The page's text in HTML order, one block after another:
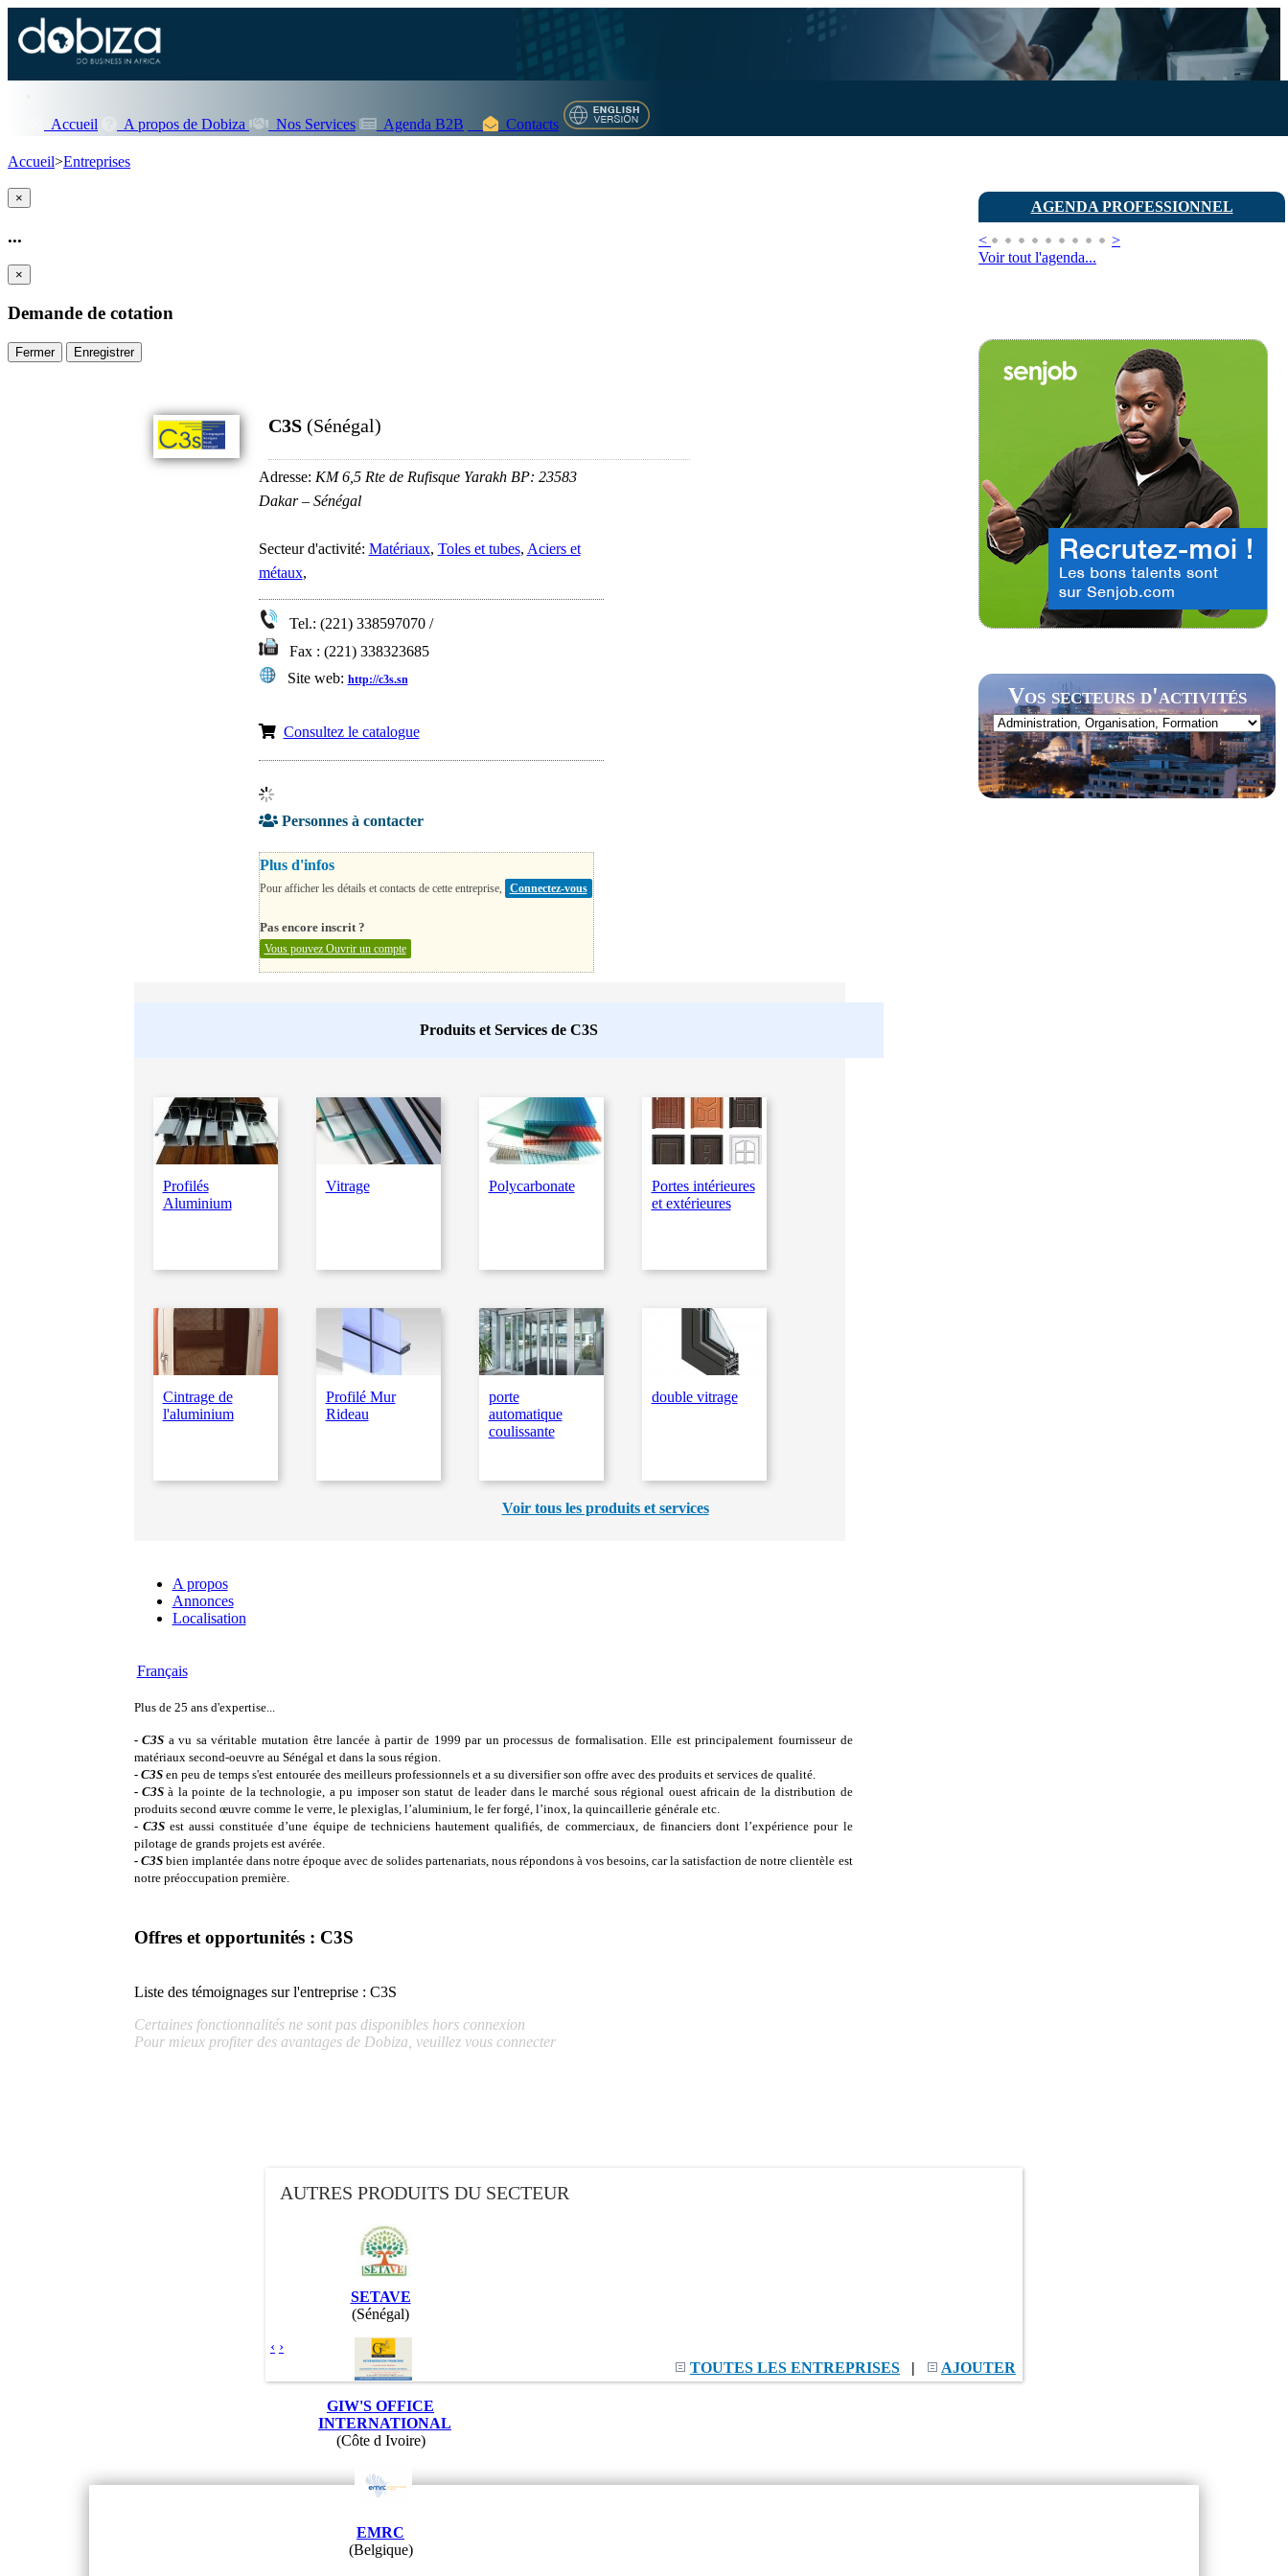
Accueil A propos de Dobiza Nos Services Agenda B2B Contacts
AGENDA PROFESSIONNEL
<
>
Voir tout l'agenda...
Vos secteurs d'activités
Accueil>Entreprises
×
...
×
Demande de cotation
Fermer Enregistrer
C3S(Sénégal)
Adresse: KM 6,5 Rte de Rufisque Yarakh BP: 23583
Dakar – Sénégal
Secteur d'activité: Matériaux, Toles et tubes, Aciers et
métaux,
Tel.: (221) 338597070 /
Fax : (221) 338323685
Site web: http://c3s.sn
Consultez le catalogue
Personnes à contacter
Plus d'infos
Pour afficher les détails et contacts de cette entreprise, Connectez-vous
Pas encore inscrit ?
Vous pouvez Ouvrir un compte
Produits et Services de C3S
Profilés
Aluminium
Vitrage Polycarbonate
Portes intérieures
et extérieures
Cintrage de
l'aluminium
Profilé Mur
Rideau
porte
automatique
coulissante
double vitrage
Voir tous les produits et services
A propos
Annonces
Localisation
Français
Plus de 25 ans d'expertise...
- C3S a vu sa véritable mutation être lancée à partir de 1999 par un processus de formalisation. Elle est principalement fournisseur de
matériaux second-oeuvre au Sénégal et dans la sous région.
- C3Sen peu de temps s'est entourée des meilleurs professionnels et a su diversifier son offre avec des produits et services de qualité.
- C3Sà la pointe de la technologie, a pu imposer son statut de leader dans le marché sous régional ouest africain de la distribution de
produits second œuvre comme le verre, le plexiglas, l’aluminium, le fer forgé, l’inox, la quincaillerie générale etc.
- C3Sest aussi constituée d’une équipe de techniciens hautement qualifiés, de commerciaux, de financiers dont l’expérience pour le
pilotage de grands projets est avérée.
- C3Sbien implantée dans notre époque avec de solides partenariats, nous répondons à vos besoins, car la satisfaction de notre clientèle est
notre préoccupation première.
Offres et opportunités : C3S
Liste des témoignages sur l'entreprise : C3S
Certaines fonctionnalités ne sont pas disponibles hors connexion
Pour mieux profiter des avantages de Dobiza, veuillez vous connecter
AUTRES PRODUITS DU SECTEUR
SETAVE
(Sénégal)
GIW'S OFFICE
INTERNATIONAL
(Côte d Ivoire)
EMRC
(Belgique)
TOUTES LES ENTREPRISES | AJOUTER
‹ ›